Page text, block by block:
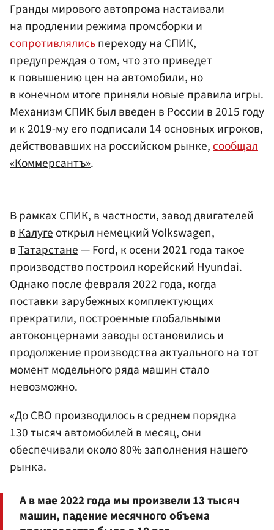
Гранды мирового автопрома настаивали
на продлении режима промсборки и
сопротивлялисьпереходу на СПИК,
предупреждая о том, что это приведет
к повышению цен на автомобили, но
в конечном итоге приняли новые правила игры.
Механизм СПИК был введен в России в 2015 году
и к 2019-му его подписали 14 основных игроков,
действовавших на российском рынке,сообщал
«Коммерсантъ».
В рамках СПИК, в частности, завод двигателей
в Калуге открыл немецкий Volkswagen,
вТатарстане— Ford, к осени 2021 года такое
производство построил корейский Hyundai.
Однако после февраля 2022 года, когда
поставки зарубежных комплектующих
прекратили, построенные глобальными
автоконцернами заводы остановились и
продолжение производства актуального на тот
момент модельного ряда машин стало
невозможно.
«До СВО производилось в среднем порядка
130 тысяч автомобилей в месяц, они
обеспечивали около 80% заполнения нашего
рынка.
А в мае 2022 года мы произвели 13 тысяч
машин, падение месячного объема